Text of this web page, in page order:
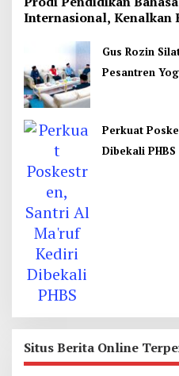
Internasional, Kenalkan
Gus Rozin
Pesantren
Perkuat
Dibekali PHBS
Situs Berita Online